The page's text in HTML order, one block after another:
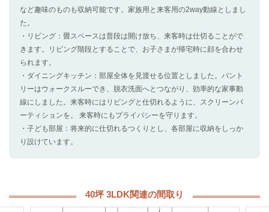
など趣味のものも収納可能です。家族用と来客用の2way動線としまし
た。
・リビング：畳スペースは普段は開け放ち、来客時は仕切ることがで
きます。リビング階段とすることで、お子さまが帰宅時に顔を合わせ
られます。
・ダイニングキッチン：部屋全体を見渡せる位置としました。パント
リーはウォークスルーでき、脱衣洗面へとつながり、効率的な家事動
線にしました。来客時にはリビングと仕切れるように、スクリーンパ
ーティションを。 来客時にもプライバシーを守ります。
・子ども部屋：将来的に仕切れるつくりとし、各部屋に収納をしっか
り設けています。
40坪 3LDK関連の間取り